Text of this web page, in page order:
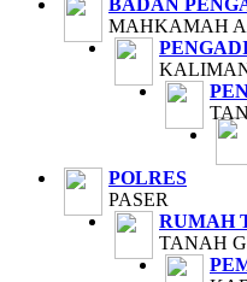
BADAN
MAHKAMAH
POLRES
PASER
RUMAH
TANAH